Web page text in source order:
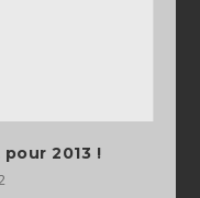
2013 !